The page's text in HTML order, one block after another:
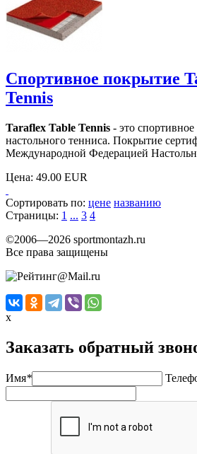
Спортивное покрытие
Tennis
Taraflex Table Tennis - это
настольного тенниса. Покрытие
Международной Федерацией
Цена: 49.00 EUR
Сортировать по: цене названию
Страницы: 1 ... 3 4
©2006—2026 sportmontazh.ru
Все права защищены
x
Заказать обратный
Имя*